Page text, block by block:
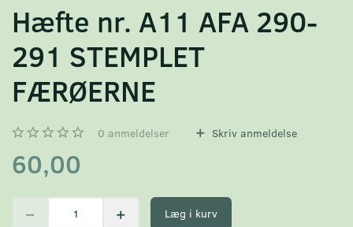
Hæfte nr. A11 AFA 290-
291 STEMPLET
FÆRØERNE
0 anmeldelser Skriv anmeldelse
60,00
Læg i kurv